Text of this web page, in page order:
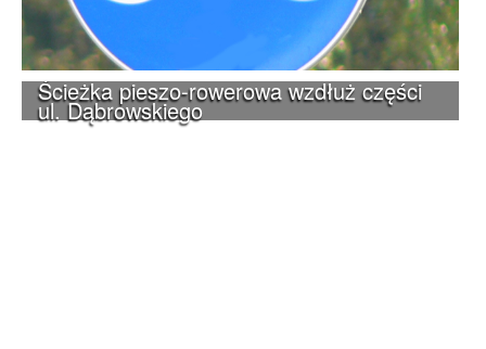
Ścieżka pieszo-rowerowa wzdłuż części
ul. Dąbrowskiego